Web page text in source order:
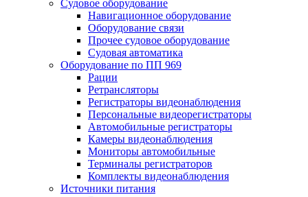
Судовое оборудование
Навигационное оборудование
Оборудование связи
Прочее судовое оборудование
Судовая автоматика
Оборудование по ПП 969
Рации
Ретрансляторы
Регистраторы видеонаблюдения
Персональные видеорегистраторы
Автомобильные регистраторы
Камеры видеонаблюдения
Мониторы автомобильные
Терминалы регистраторов
Комплекты видеонаблюдения
Источники питания